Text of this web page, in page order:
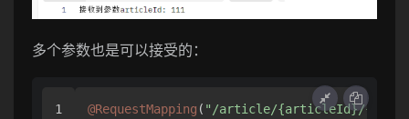
多个参数也是可以接受的：
1
@RequestMapping ( "/article/{articleId}/